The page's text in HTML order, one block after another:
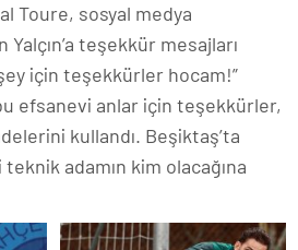
Toure, sosyal medya
teşekkür mesajları
için teşekkürler hocam!”
efsanevi anlar için teşekkürler,
kullandı. Beşiktaş’ta
adamın kim olacağına